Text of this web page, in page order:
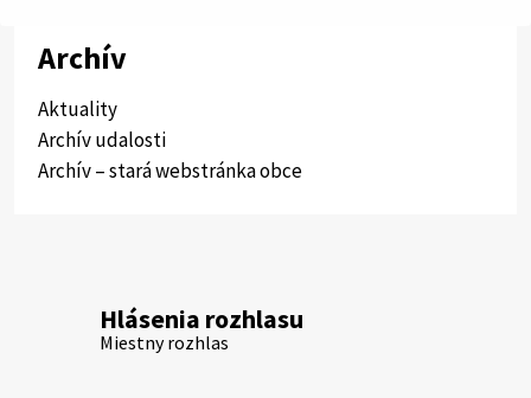
Archív
Aktuality
Archív udalosti
Archív – stará webstránka obce
Hlásenia rozhlasu
Miestny rozhlas